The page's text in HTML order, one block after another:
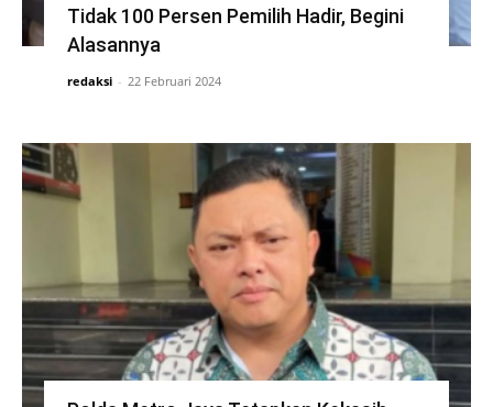
Tidak 100 Persen Pemilih Hadir, Begini
Alasannya
redaksi - 22 Februari 2024